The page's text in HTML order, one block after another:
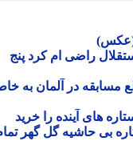
راضی ام کرد پنج
در آلمان به خاطر
آینده را خرید
بی حاشیه گل گهر تمام